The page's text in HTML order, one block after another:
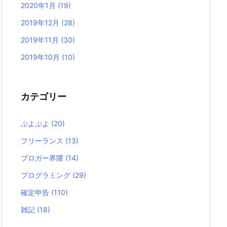
2020年1月 (19)
2019年12月 (28)
2019年11月 (30)
2019年10月 (10)
カテゴリー
ぷよぷよ (20)
フリーランス (13)
ブロガー界隈 (14)
プログラミング (29)
確定申告 (110)
雑記 (18)